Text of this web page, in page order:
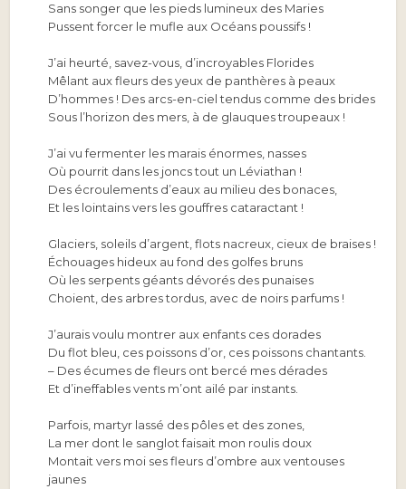
Sans songer que les pieds lumineux des Maries
Pussent forcer le mufle aux Océans poussifs !
J’ai heurté, savez-vous, d’incroyables Florides
Mêlant aux fleurs des yeux de panthères à peaux
D’hommes ! Des arcs-en-ciel tendus comme des brides
Sous l’horizon des mers, à de glauques troupeaux !
J’ai vu fermenter les marais énormes, nasses
Où pourrit dans les joncs tout un Léviathan !
Des écroulements d’eaux au milieu des bonaces,
Et les lointains vers les gouffres cataractant !
Glaciers, soleils d’argent, flots nacreux, cieux de braises !
Échouages hideux au fond des golfes bruns
Où les serpents géants dévorés des punaises
Choient, des arbres tordus, avec de noirs parfums !
J’aurais voulu montrer aux enfants ces dorades
Du flot bleu, ces poissons d’or, ces poissons chantants.
– Des écumes de fleurs ont bercé mes dérades
Et d’ineffables vents m’ont ailé par instants.
Parfois, martyr lassé des pôles et des zones,
La mer dont le sanglot faisait mon roulis doux
Montait vers moi ses fleurs d’ombre aux ventouses
jaunes